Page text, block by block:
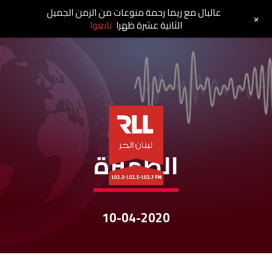
نشرات الأخبار
الظّهيرة
10-04-2020
عالبال مع ريما رحمة منوعات من الزمن الجميل
الثانية عشرة ظهرا تابعوا +